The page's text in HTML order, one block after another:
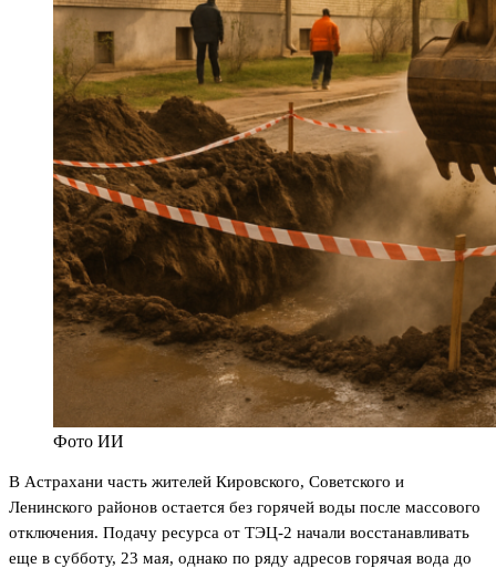
Фото ИИ
В Астрахани часть жителей Кировского, Советского и
Ленинского районов остается без горячей воды после массового
отключения. Подачу ресурса от ТЭЦ-2 начали восстанавливать
еще в субботу, 23 мая, однако по ряду адресов горячая вода до